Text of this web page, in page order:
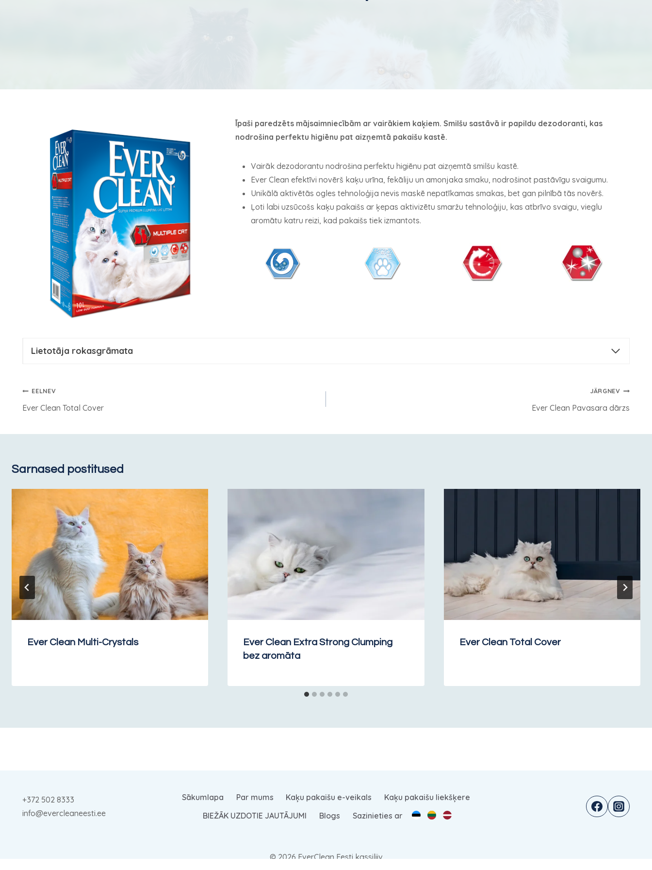
Īpaši paredzēts mājsaimniecībām ar vairākiem kaķiem. Smilšu sastāvā ir papildu dezodoranti, kas
nodrošina perfektu higiēnu pat aizņemtā pakaišu kastē.
Vairāk dezodorantu nodrošina perfektu higiēnu pat aizņemtā smilšu kastē.
Ever Clean efektīvi novērš kaķu urīna, fekāliju un amonjaka smaku, nodrošinot pastāvīgu svaigumu.
Unikālā aktivētās ogles tehnoloģija nevis maskē nepatīkamas smakas, bet gan pilnībā tās novērš.
Ļoti labi uzsūcošs kaķu pakaišs ar ķepas aktivizētu smaržu tehnoloģiju, kas atbrīvo svaigu, vieglu
aromātu katru reizi, kad pakaišs tiek izmantots.
Lietotāja rokasgrāmata
Ziņu
izvēlne
EELNEV
Ever Clean Total Cover
JÄRGNEV
Ever Clean Pavasara dārzs
Sarnased postitused
Ever Clean Multi-Crystals
Ever Clean Extra Strong Clumping
bez aromāta
Ever Clean Total Cover
+372 502 8333
info@evercleaneesti.ee
Sākumlapa Par mums Kaķu pakaišu e-veikals
Kaķu pakaišu liekšķere
BIEŽĀK UZDOTIE JAUTĀJUMI
Blogs Sazinieties ar
© 2026 EverClean Eesti kassiliiv